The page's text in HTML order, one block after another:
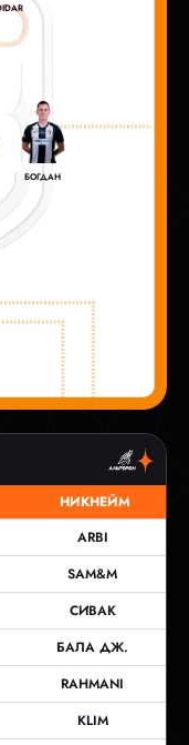
БОГДАН
НИКНЕЙМ
ARBI
SAM&M
СИВАК
БАЛА ДЖ.
RAHMANI
KLIM